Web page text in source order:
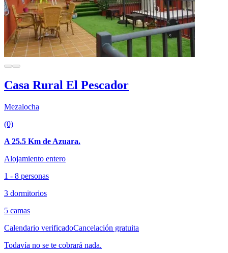
Casa Rural El Pescador
Mezalocha
(0)
A 25.5 Km de Azuara.
Alojamiento entero
1 - 8 personas
3 dormitorios
5 camas
Calendario verificadoCancelación gratuita
Todavía no se te cobrará nada.